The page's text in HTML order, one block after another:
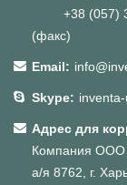
+38 (057)
(факс)
Email:
Skype:
Адрес для
Компания ООО
а/я 8762, г.